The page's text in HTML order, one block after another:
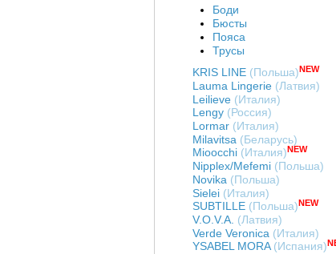
Боди
Бюсты
Пояса
Трусы
KRIS LINE (Польша) NEW
Lauma Lingerie (Латвия)
Leilieve (Италия)
Lengy (Россия)
Lormar (Италия)
Milavitsa (Беларусь)
Mioocchi (Италия) NEW
Nipplex/Mefemi (Польша)
Novika (Польша)
Sielei (Италия)
SUBTILLE (Польша)NEW
V.O.V.A. (Латвия)
Verde Veronica (Италия)
YSABEL MORA(Испания)